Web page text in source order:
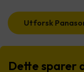
Utforsk
Dette sparer